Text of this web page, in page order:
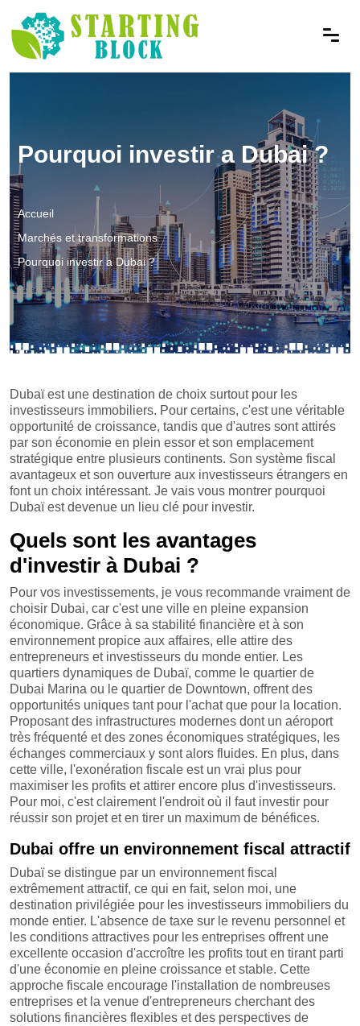
Pourquoi investir a Dubai ?
Accueil
Marchés et transformations
Pourquoi investir a Dubai ?
Dubaï est une destination de choix surtout pour les
investisseurs immobiliers. Pour certains, c'est une véritable
opportunité de croissance, tandis que d'autres sont attirés
par son économie en plein essor et son emplacement
stratégique entre plusieurs continents. Son système fiscal
avantageux et son ouverture aux investisseurs étrangers en
font un choix intéressant. Je vais vous montrer pourquoi
Dubaï est devenue un lieu clé pour investir.
Quels sont les avantages
d'investir à Dubai ?
Pour vos investissements, je vous recommande vraiment de
choisir Dubai, car c'est une ville en pleine expansion
économique. Grâce à sa stabilité financière et à son
environnement propice aux affaires, elle attire des
entrepreneurs et investisseurs du monde entier. Les
quartiers dynamiques de Dubaï, comme le quartier de
Dubai Marina ou le quartier de Downtown, offrent des
opportunités uniques tant pour l'achat que pour la location.
Proposant des infrastructures modernes dont un aéroport
très fréquenté et des zones économiques stratégiques, les
échanges commerciaux y sont alors fluides. En plus, dans
cette ville, l'exonération fiscale est un vrai plus pour
maximiser les profits et attirer encore plus d'investisseurs.
Pour moi, c'est clairement l'endroit où il faut investir pour
réussir son projet et en tirer un maximum de bénéfices.
Dubai offre un environnement fiscal attractif
Dubaï se distingue par un environnement fiscal
extrêmement attractif, ce qui en fait, selon moi, une
destination privilégiée pour les investisseurs immobiliers du
monde entier. L'absence de taxe sur le revenu personnel et
les conditions attractives pour les entreprises offrent une
excellente occasion d'accroître les profits tout en tirant parti
d'une économie en pleine croissance et stable. Cette
approche fiscale encourage l'installation de nombreuses
entreprises et la venue d'entrepreneurs cherchant des
solutions financières flexibles et des perspectives de